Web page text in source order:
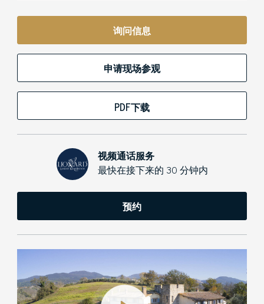
询问信息
申请现场参观
PDF下载
视频通话服务
最快在接下来的 30 分钟内
预约